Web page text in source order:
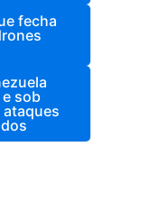
fecha
sob